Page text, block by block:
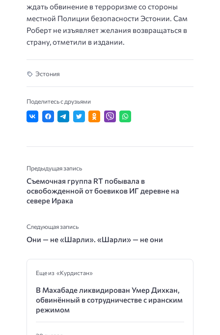
ждать обвинение в терроризме со стороны
местной Полиции безопасности Эстонии. Сам
Роберт не изъявляет желания возвращаться в
страну, отметили в издании.
Эстония
Поделитесь с друзьями
Предыдущая запись
Съемочная группа RT побывала в
освобожденной от боевиков ИГ деревне на
севере Ирака
Следующая запись
Они — не «Шарли». «Шарли» — не они
Еще из «Курдистан»
В Махабаде ликвидирован Умер Дихкан,
обвинённый в сотрудничестве с иранским
режимом